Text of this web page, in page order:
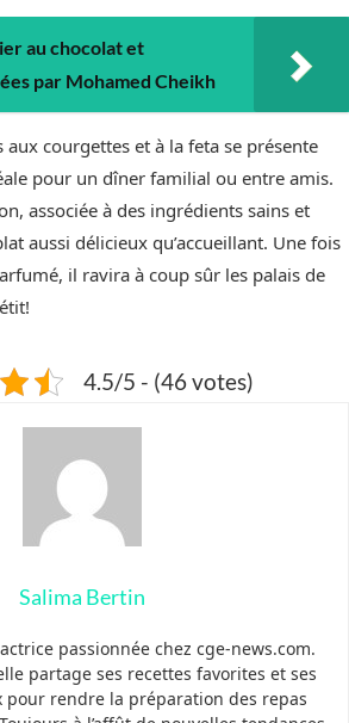
au chocolat et
par Mohamed Cheikh
aux courgettes et à la feta se présente
pour un dîner familial ou entre amis.
associée à des ingrédients sains et
aussi délicieux qu’accueillant. Une fois
il ravira à coup sûr les palais de
4.5/5 - (46 votes)
Salima Bertin
passionnée chez cge-news.com.
partage ses recettes favorites et ses
pour rendre la préparation des repas